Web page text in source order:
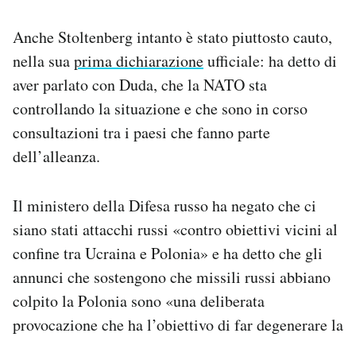
Anche Stoltenberg intanto è stato piuttosto cauto,
nella suaprima dichiarazioneufficiale: ha detto di
aver parlato con Duda, che la NATO sta
controllando la situazione e che sono in corso
consultazioni tra i paesi che fanno parte
dell’alleanza.
Il ministero della Difesa russo ha negato che ci
siano stati attacchi russi «contro obiettivi vicini al
confine tra Ucraina e Polonia» e ha detto che gli
annunci che sostengono che missili russi abbiano
colpito la Polonia sono «una deliberata
provocazione che ha l’obiettivo di far degenerare la